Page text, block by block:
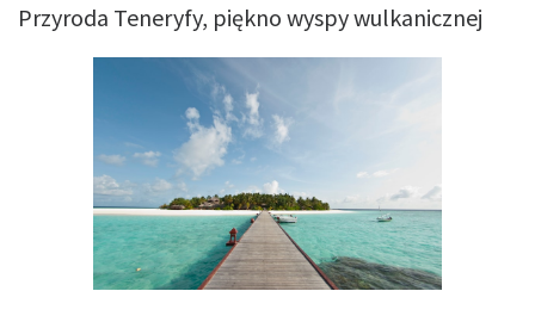
Przyroda Teneryfy, piękno wyspy wulkanicznej